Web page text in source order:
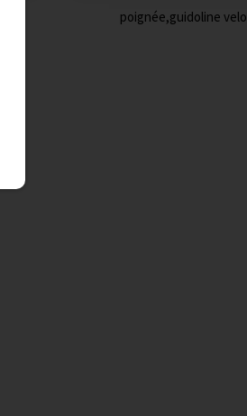
poignée,guidoline velo